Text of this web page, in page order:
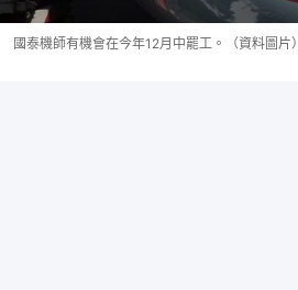
國泰機師有機會在今年12月中罷工。（資料圖片）